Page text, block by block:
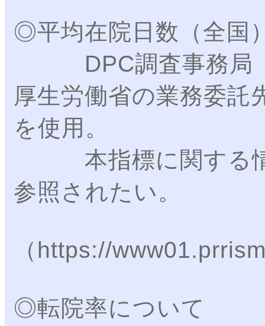
◎平均在院日数（全国
DPC調査事務局（
厚生労働省の業務委託
を使用。
本指標に関する情
参照されたい。
（https://
◎転院率について